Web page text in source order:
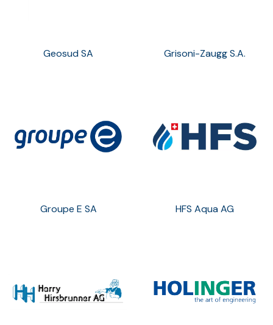
Geosud SA Grisoni-Zaugg S.A.
Groupe E SA HFS Aqua AG